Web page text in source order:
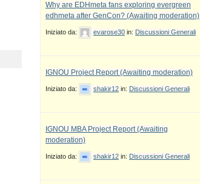
Why are EDHmeta fans exploring evergreen
edhmeta after GenCon? (Awaiting moderation)
Iniziato da: evarose30 in: Discussioni Generali
IGNOU Project Report (Awaiting moderation)
Iniziato da: shakir12 in: Discussioni Generali
IGNOU MBA Project Report (Awaiting
moderation)
Iniziato da: shakir12 in: Discussioni Generali